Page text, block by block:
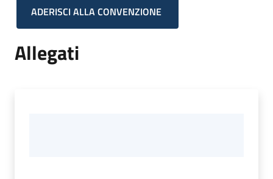
ADERISCI ALLA CONVENZIONE
Allegati